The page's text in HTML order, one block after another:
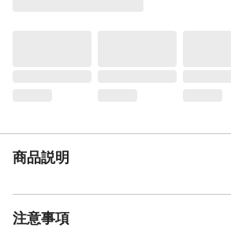
本体サイズ-高さ(cm)
材質・原材料・原産
日本製
商品説明
注意事項